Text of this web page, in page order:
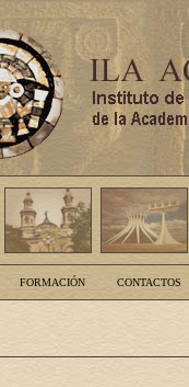
FORMACIÓN CONTACTOS